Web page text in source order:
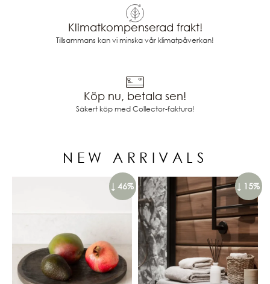
Klimatkompenserad frakt!
Tillsammans kan vi minska vår klimatpåverkan!
Köp nu, betala sen!
Säkert köp med Collector-faktura!
NEW ARRIVALS
↓ 46% ↓ 15%